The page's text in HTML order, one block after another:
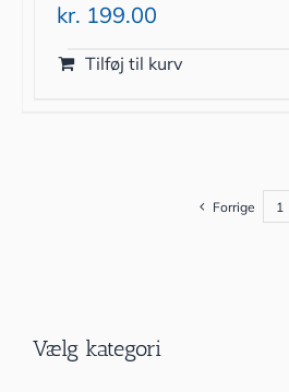
kr. 199.00
Tilføj til kurv
Forrige 1
Vælg kategori